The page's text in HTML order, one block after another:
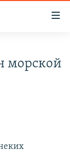
морской